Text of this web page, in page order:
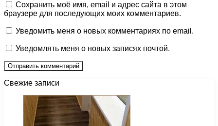
Сохранить моё имя, email и адрес сайта в этом
браузере для последующих моих комментариев.
Уведомить меня о новых комментариях по email.
Уведомлять меня о новых записях почтой.
Свежие записи